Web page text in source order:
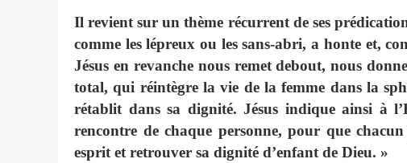
Il revient sur un thème récurrent de ses
comme les lépreux ou les sans-abri, a honte et,
Jésus en revanche nous remet debout, nous
total, qui réintègre la vie de la femme dans la
rétablit dans sa dignité. Jésus indique ainsi à
rencontre de chaque personne, pour que
esprit et retrouver sa dignité d’enfant de Dieu. »